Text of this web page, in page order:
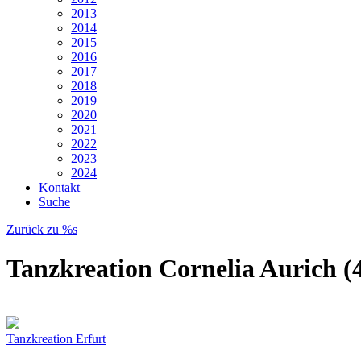
2013
2014
2015
2016
2017
2018
2019
2020
2021
2022
2023
2024
Kontakt
Suche
Zurück zu %s
Tanzkreation Cornelia Aurich
Tanzkreation Erfurt